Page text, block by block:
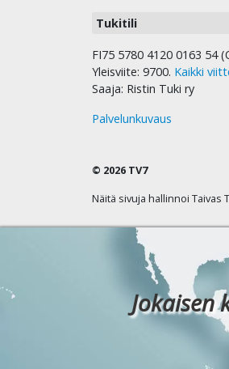
Tukitili
FI75 5780 4120 0163 54
Yleisviite: 9700. Kaikki
Saaja: Ristin Tuki ry
Palvelunkuvaus
© 2026 TV7
Näitä sivuja hallinnoi
Jokaisen